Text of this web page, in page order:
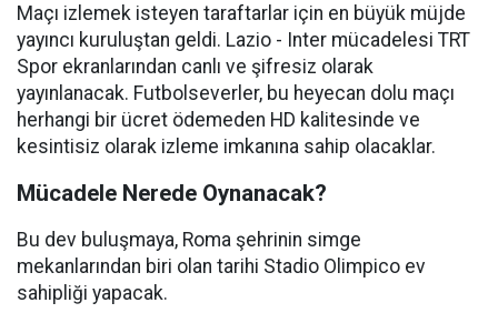
Maçı izlemek isteyen taraftarlar için en büyük müjde
yayıncı kuruluştan geldi. Lazio - Inter mücadelesi TRT
Spor ekranlarından canlı ve şifresiz olarak
yayınlanacak. Futbolseverler, bu heyecan dolu maçı
herhangi bir ücret ödemeden HD kalitesinde ve
kesintisiz olarak izleme imkanına sahip olacaklar.
Mücadele Nerede Oynanacak?
Bu dev buluşmaya, Roma şehrinin simge
mekanlarından biri olan tarihi Stadio Olimpico ev
sahipliği yapacak.